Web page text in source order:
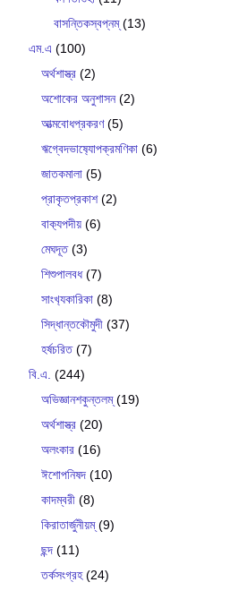
বাসন্তিকস্বপ্নম্(13)
এম.এ (100)
অর্থশাস্ত্র (2)
অশোকের অনুশাসন(2)
আত্মবোধপ্রকরণ(5)
ঋগ্বেদভাষ‍্যোপক্রমণিকা (6)
জাতকমালা (5)
প্রাকৃতপ্রকাশ(2)
বাক‍্যপদীয় (6)
মেঘদূত(3)
শিশুপালবধ(7)
সাংখ‍্যকারিকা (8)
সিদ্ধান্তকৌমুদী (37)
হর্ষচরিত(7)
বি.এ. (244)
অভিজ্ঞানশকুন্তলম্(19)
অর্থশাস্ত্র (20)
অলংকার (16)
ঈশোপনিষদ (10)
কাদম্বরী (8)
কিরাতার্জুনীয়ম্(9)
ছন্দ (11)
তর্কসংগ্রহ(24)